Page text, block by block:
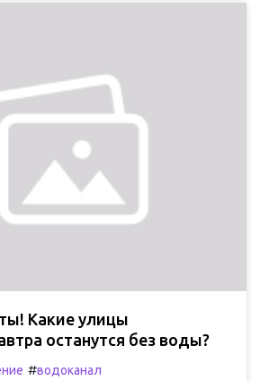
Какие улицы
останутся без воды?
#водоканал